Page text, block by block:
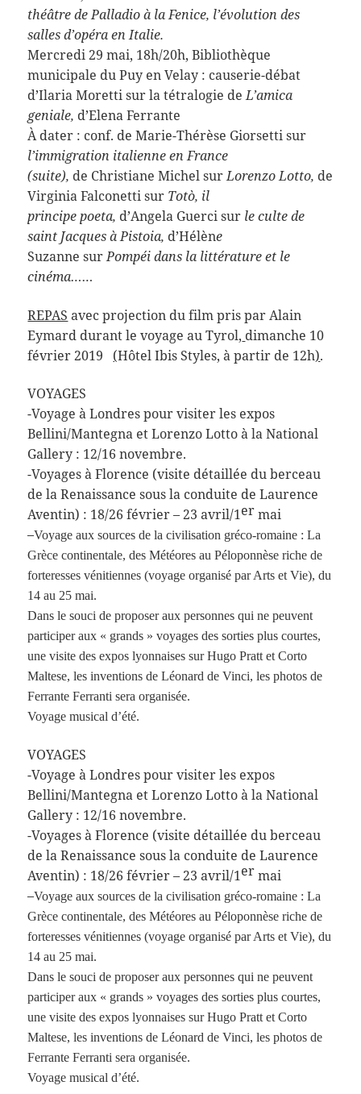
théâtre de Palladio à la Fenice, l’évolution des
salles d’opéra en Italie.
Mercredi 29 mai, 18h/20h, Bibliothèque
municipale du Puy en Velay : causerie-débat
d’Ilaria Moretti sur la tétralogie deL’amica
geniale, d’Elena Ferrante
À dater : conf. de Marie-Thérèse Giorsetti sur
l’immigration italienne en France
(suite), de Christiane Michel surLorenzo Lotto, de
Virginia Falconetti sur Totò, il
principe poeta, d’Angela Guerci sur le culte de
saint Jacques à Pistoia, d’Hélène
Suzanne surPompéi dans la littérature et le
cinéma……
REPAS avec projection du film pris par Alain
Eymard durant le voyage au Tyrol, dimanche 10
février 2019 (Hôtel Ibis Styles, à partir de 12h).
VOYAGES
-Voyage à Londres pour visiter les expos
Bellini/Mantegna et Lorenzo Lotto à la National
Gallery : 12/16 novembre.
-Voyages à Florence (visite détaillée du berceau
de la Renaissance sous la conduite de Laurence
Aventin) : 18/26 février – 23 avril/1ermai
–Voyage aux sources de la civilisation gréco-romaine : La
Grèce continentale, des Météores au Péloponnèse riche de
forteresses vénitiennes (voyage organisé par Arts et Vie), du
14 au 25 mai.
Dans le souci de proposer aux personnes qui ne peuvent
participer aux « grands » voyages des sorties plus courtes,
une visite des expos lyonnaises sur Hugo Pratt et Corto
Maltese, les inventions de Léonard de Vinci, les photos de
Ferrante Ferranti sera organisée.
Voyage musical d’été.
VOYAGES
-Voyage à Londres pour visiter les expos
Bellini/Mantegna et Lorenzo Lotto à la National
Gallery : 12/16 novembre.
-Voyages à Florence (visite détaillée du berceau
de la Renaissance sous la conduite de Laurence
Aventin) : 18/26 février – 23 avril/1ermai
–Voyage aux sources de la civilisation gréco-romaine : La
Grèce continentale, des Météores au Péloponnèse riche de
forteresses vénitiennes (voyage organisé par Arts et Vie), du
14 au 25 mai.
Dans le souci de proposer aux personnes qui ne peuvent
participer aux « grands » voyages des sorties plus courtes,
une visite des expos lyonnaises sur Hugo Pratt et Corto
Maltese, les inventions de Léonard de Vinci, les photos de
Ferrante Ferranti sera organisée.
Voyage musical d’été.